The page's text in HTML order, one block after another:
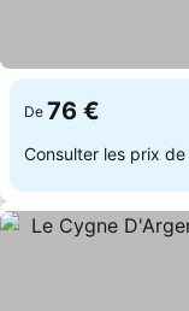
De 76 €
Consulter les prix de